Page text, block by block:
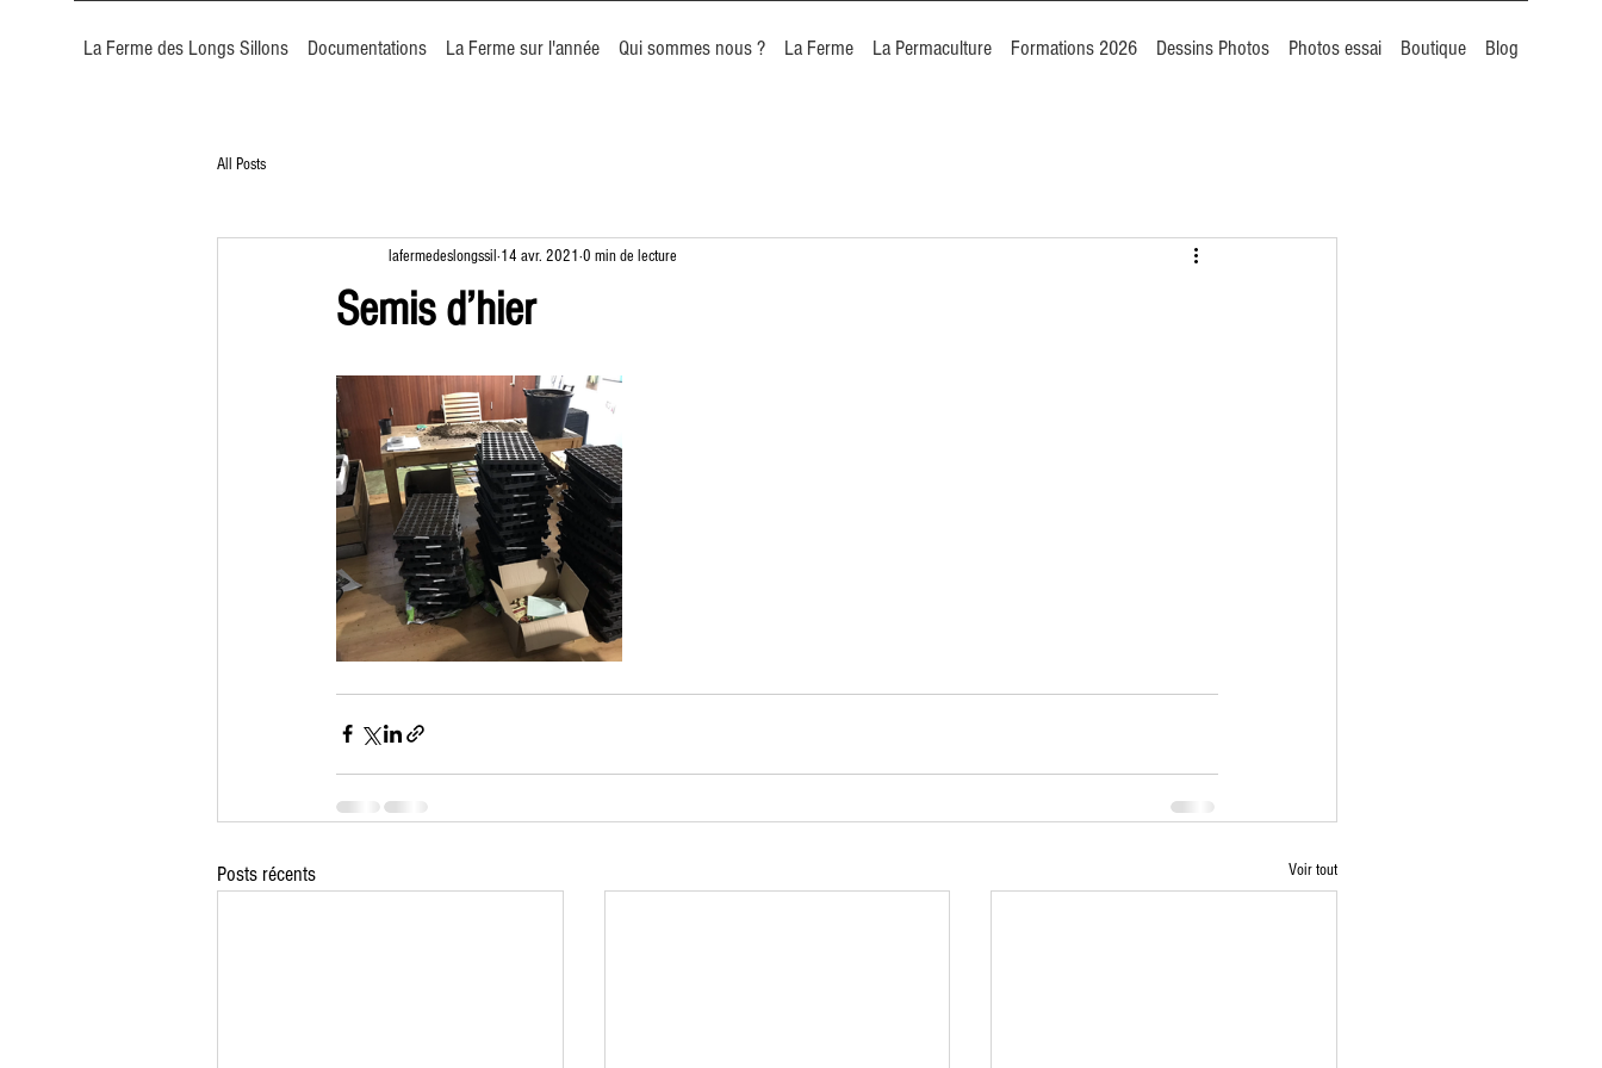
La Ferme des Longs Sillons Documentations La Ferme sur l'année Qui sommes nous ? La Ferme La Permaculture Formations 2026 Dessins Photos Photos essai Boutique Blog
All Posts
Semis d’hier
lafermedeslongssil 14 avr. 2021 0 min de lecture
Posts récents Voir tout